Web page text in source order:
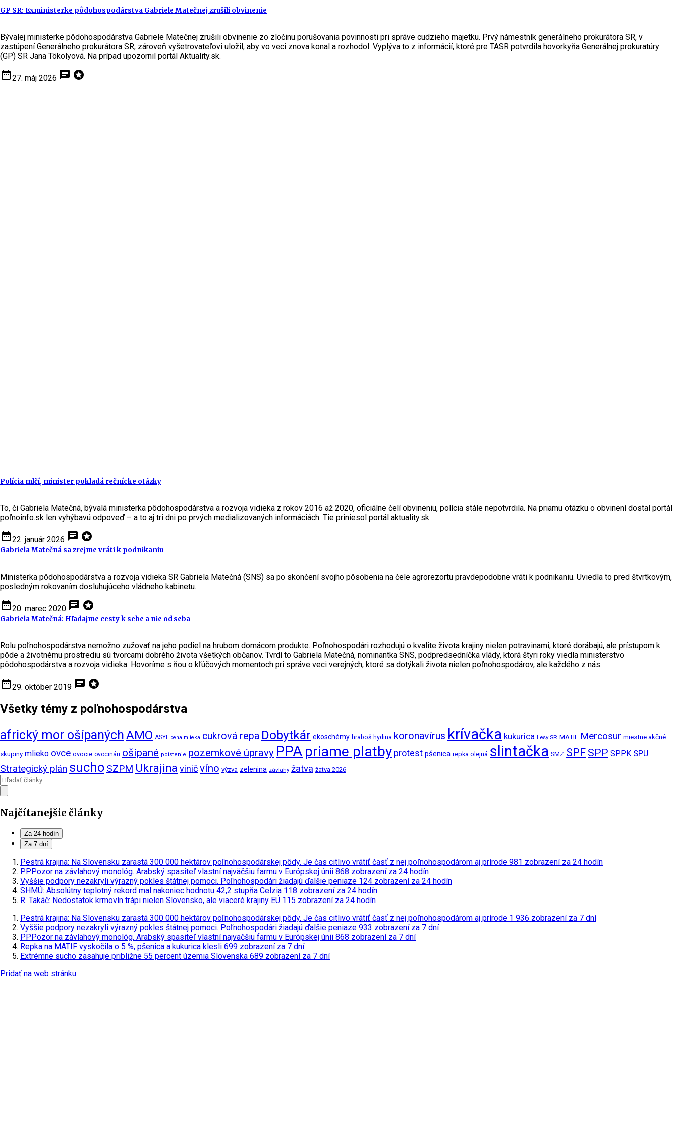
GP SR: Exministerke pôdohospodárstva Gabriele Matečnej zrušili obvinenie
Bývalej ministerke pôdohospodárstva Gabriele Matečnej zrušili obvinenie zo zločinu porušovania povinnosti pri správe cudzieho majetku. Prvý námestník generálneho prokurátora SR, v
zastúpení Generálneho prokurátora SR, zároveň vyšetrovateľovi uložil, aby vo veci znova konal a rozhodol. Vyplýva to z informácií, ktoré pre TASR potvrdila hovorkyňa Generálnej prokuratúry
(GP) SR Jana Tökölyová. Na prípad upozornil portál Aktuality.sk.
date_range27. máj 2026 chat stars
Polícia mlčí, minister pokladá rečnícke otázky
To, či Gabriela Matečná, bývalá ministerka pôdohospodárstva a rozvoja vidieka z rokov 2016 až 2020, oficiálne čelí obvineniu, polícia stále nepotvrdila. Na priamu otázku o obvinení dostal portál
poľnoinfo.sk len vyhýbavú odpoveď – a to aj tri dni po prvých medializovaných informáciách. Tie priniesol portál aktuality.sk.
date_range22. január 2026 chat stars
Gabriela Matečná sa zrejme vráti k podnikaniu
Ministerka pôdohospodárstva a rozvoja vidieka SR Gabriela Matečná (SNS) sa po skončení svojho pôsobenia na čele agrorezortu pravdepodobne vráti k podnikaniu. Uviedla to pred štvrtkovým,
posledným rokovaním dosluhujúceho vládneho kabinetu.
date_range20. marec 2020 chat stars
Gabriela Matečná: Hľadajme cesty k sebe a nie od seba
Rolu poľnohospodárstva nemožno zužovať na jeho podiel na hrubom domácom produkte. Poľnohospodári rozhodujú o kvalite života krajiny nielen potravinami, ktoré dorábajú, ale prístupom k
pôde a životnému prostrediu sú tvorcami dobrého života všetkých občanov. Tvrdí to Gabriela Matečná, nominantka SNS, podpredsedníčka vlády, ktorá štyri roky viedla ministerstvo
pôdohospodárstva a rozvoja vidieka. Hovoríme s ňou o kľúčových momentoch pri správe veci verejných, ktoré sa dotýkali života nielen poľnohospodárov, ale každého z nás.
date_range29. október 2019 chat stars
Všetky témy z poľnohospodárstva
africký mor ošípanýchAMO ASYF cena mlieka cukrová repa Dobytkár ekoschémy hraboš hydina koronavírus krívačka kukurica Lesy SR MATIF Mercosur miestne akčné
skupiny mlieko ovce ovocie ovocinári ošípané poistenie pozemkové úpravy PPA priame platby protest pšenica repka olejná slintačka SMZ SPF SPP SPPK SPU
Strategický plán sucho SZPM Ukrajina viničvíno výzva zelenina závlahy žatva žatva 2026
Najčítanejšie články
Za 24 hodín
Za 7 dní
Pestrá krajina: Na Slovensku zarastá 300 000 hektárov poľnohospodárskej pôdy. Je čas citlivo vrátiť časť z nej poľnohospodárom aj prírode 981 zobrazení za 24 hodín
PPPozor na závlahový monológ. Arabský spasiteľ vlastní najväčšiu farmu v Európskej únii 868 zobrazení za 24 hodín
Vyššie podpory nezakryli výrazný pokles štátnej pomoci. Poľnohospodári žiadajú ďalšie peniaze 124 zobrazení za 24 hodín
SHMÚ: Absolútny teplotný rekord mal nakoniec hodnotu 42,2 stupňa Celzia 118 zobrazení za 24 hodín
R. Takáč: Nedostatok krmovín trápi nielen Slovensko, ale viaceré krajiny EÚ 115 zobrazení za 24 hodín
Pestrá krajina: Na Slovensku zarastá 300 000 hektárov poľnohospodárskej pôdy. Je čas citlivo vrátiť časť z nej poľnohospodárom aj prírode 1 936 zobrazení za 7 dní
Vyššie podpory nezakryli výrazný pokles štátnej pomoci. Poľnohospodári žiadajú ďalšie peniaze 933 zobrazení za 7 dní
PPPozor na závlahový monológ. Arabský spasiteľ vlastní najväčšiu farmu v Európskej únii 868 zobrazení za 7 dní
Repka na MATIF vyskočila o 5 %, pšenica a kukurica klesli 699 zobrazení za 7 dní
Extrémne sucho zasahuje približne 55 percent územia Slovenska 689 zobrazení za 7 dní
Pridať na web stránku